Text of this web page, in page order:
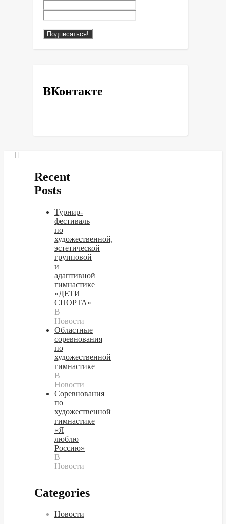
ВКонтакте
Recent
Posts
Турнир-
фестиваль
по
художественной,
эстетической
групповой
и
адаптивной
гимнастике
«ДЕТИ
СПОРТА»
В
Новости
Областные
соревнования
по
художественной
гимнастике
В
Новости
Cоревнования
по
художественной
гимнастике
«Я
люблю
Россию»
В
Новости
Categories
Новости